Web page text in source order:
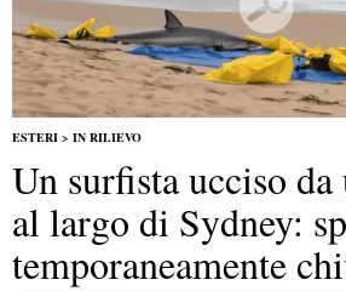
ESTERI > IN RILIEVO
Un surfista ucciso da
al largo di Sydney:
temporaneamente